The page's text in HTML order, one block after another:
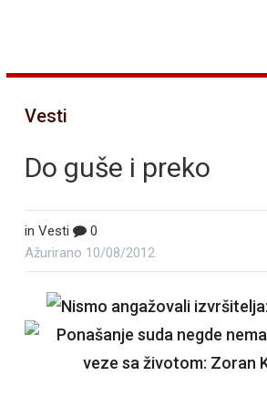
Vesti
Do guše i preko
in Vesti
0
Ažurirano 10/08/2012